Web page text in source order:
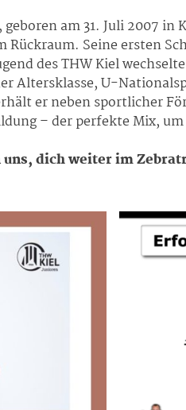
am 31. Juli 2007
Rückraum. Seine ersten
des THW Kiel
Altersklasse, U-
er neben sportlicher
– der perfekte Mix,
dich weiter im